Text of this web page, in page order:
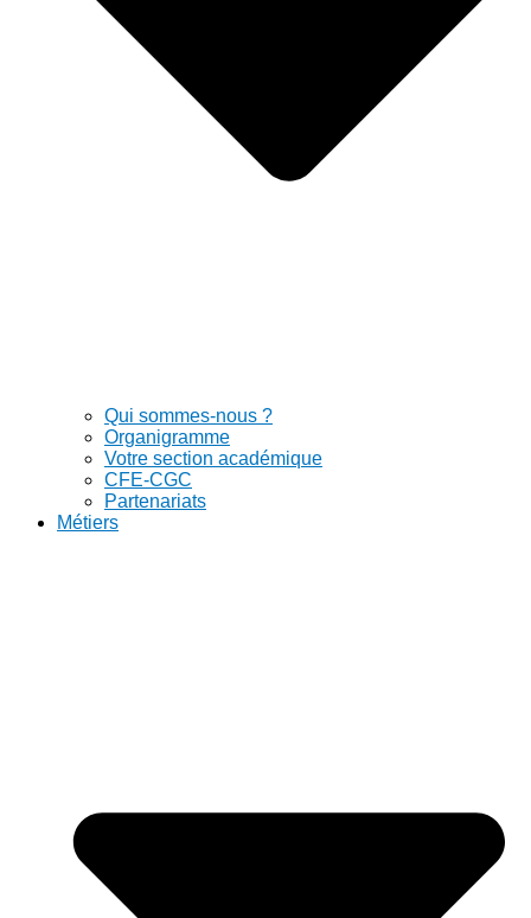
Qui sommes-nous ?
Organigramme
Votre section académique
CFE-CGC
Partenariats
Métiers